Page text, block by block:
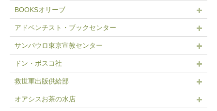
BOOKSオリーブ
アドベンチスト・ブックセンター
サンパウロ東京宣教センター
ドン・ボスコ社
救世軍出版供給部
オアシスお茶の水店